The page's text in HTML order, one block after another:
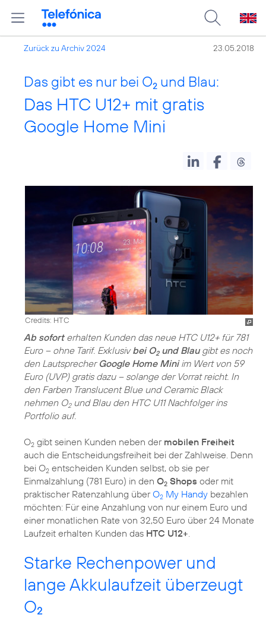
Zurück zu Archiv 2024 23.05.2018
Das gibt es nur bei O2 und Blau:
Das HTC U12+ mit gratis
Google Home Mini
Credits: HTC
Ab soforterhalten Kunden das neue HTC U12+ für 781
Euro – ohne Tarif. Exklusivbei O2und Blaugibt es noch
den Lautsprecher Google Home Miniim Wert von 59
Euro (UVP) gratis dazu – solange der Vorrat reicht. In
den Farben Translucent Blue und Ceramic Black
nehmen O2und Blau den HTC U11 Nachfolger ins
Portfolio auf.
O2 gibt seinen Kunden neben der mobilen Freiheit
auch die Entscheidungsfreiheit bei der Zahlweise. Denn
bei O2 entscheiden Kunden selbst, ob sie per
Einmalzahlung (781 Euro) in den O2 Shops oder mit
praktischer Ratenzahlung überO2 My Handy bezahlen
möchten: Für eine Anzahlung von nur einem Euro und
einer monatlichen Rate von 32,50 Euro über 24 Monate
Laufzeit erhalten Kunden das HTC U12+
Starke Rechenpower und
lange Akkulaufzeit überzeugt
O2